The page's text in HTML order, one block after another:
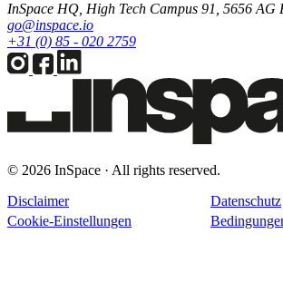
InSpace HQ, High Tech Campus 91, 5656 AG
go@inspace.io
+31 (0) 85 - 020 2759
© 2026 InSpace · All rights reserved.
Disclaimer
Datenschutz
Cookie-Einstellungen